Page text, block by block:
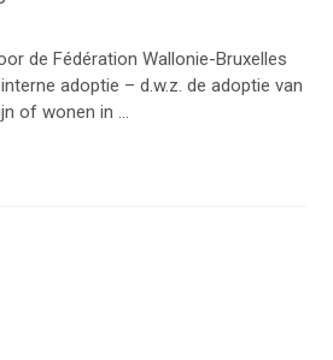
de Fédération Wallonie-Bruxelles
adoptie – d.w.z. de adoptie van
of wonen in ...